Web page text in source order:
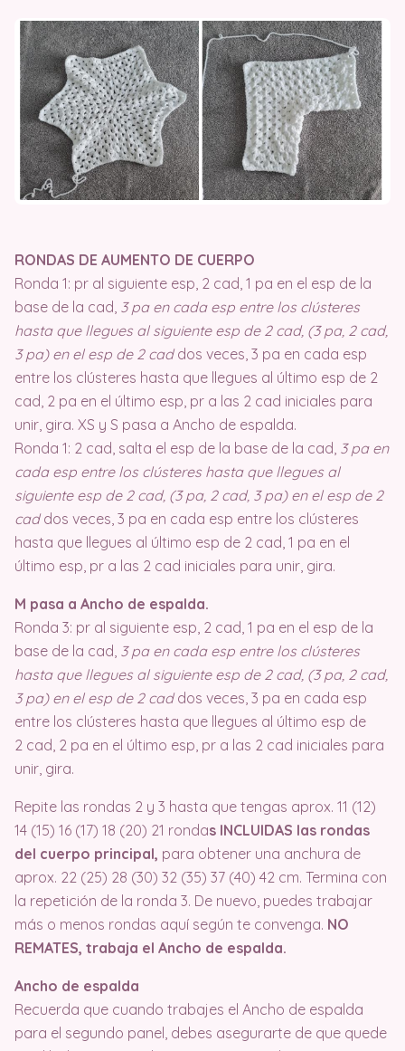
RONDAS DE AUMENTO DE CUERPO
Ronda 1: pr al siguiente esp, 2 cad, 1 pa en el esp de la
base de la cad, 3 pa en cada esp entre los clústeres
hasta que llegues al siguiente esp de 2 cad, (3 pa, 2 cad,
3 pa) en el esp de 2 caddos veces, 3 pa en cada esp
entre los clústeres hasta que llegues al último esp de 2
cad, 2 pa en el último esp, pr a las 2 cad iniciales para
unir, gira. XS y S pasa a Ancho de espalda.
Ronda 1: 2 cad, salta el esp de la base de la cad, 3 pa en
cada esp entre los clústeres hasta que llegues al
siguiente esp de 2 cad, (3 pa, 2 cad, 3 pa) en el esp de 2
caddos veces, 3 pa en cada esp entre los clústeres
hasta que llegues al último esp de 2 cad, 1 pa en el
último esp, pr a las 2 cad iniciales para unir, gira.
M pasa a Ancho de espalda.
Ronda 3: pr al siguiente esp, 2 cad, 1 pa en el esp de la
base de la cad, 3 pa en cada esp entre los clústeres
hasta que llegues al siguiente esp de 2 cad, (3 pa, 2 cad,
3 pa) en el esp de 2 caddos veces, 3 pa en cada esp
entre los clústeres hasta que llegues al último esp de
2 cad, 2 pa en el último esp, pr a las 2 cad iniciales para
unir, gira.
Repite las rondas 2 y 3 hasta que tengas aprox. 11 (12)
14 (15) 16 (17) 18 (20) 21 rondas INCLUIDAS las rondas
del cuerpo principal, para obtener una anchura de
aprox. 22 (25) 28 (30) 32 (35) 37 (40) 42 cm. Termina con
la repetición de la ronda 3. De nuevo, puedes trabajar
más o menos rondas aquí según te convenga. NO
REMATES, trabaja el Ancho de espalda.
Ancho de espalda
Recuerda que cuando trabajes el Ancho de espalda
para el segundo panel, debes asegurarte de que quede